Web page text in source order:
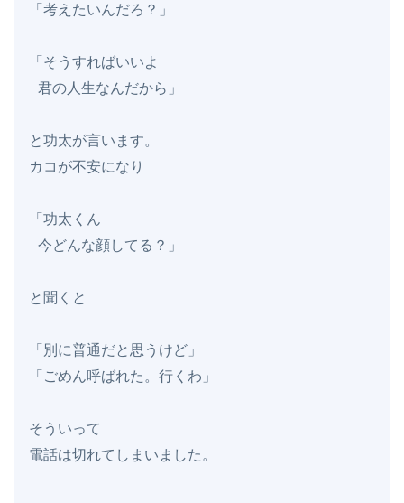
「考えたいんだろ？」
「そうすればいいよ
と功太が言います。
カコが不安になり
「功太くん
と聞くと
「別に普通だと思うけど」
「ごめん呼ばれた。行くわ」
そういって
電話は切れてしまいました。